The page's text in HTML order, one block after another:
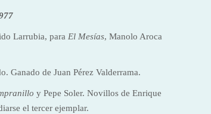
Larrubia, para El Mesías, Manolo Aroca
Ganado de Juan Pérez Valderrama.
y Pepe Soler. Novillos de Enrique
el tercer ejemplar.